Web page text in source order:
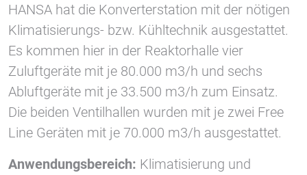
HANSA hat die Konverterstation mit der nötigen
Klimatisierungs- bzw. Kühltechnik ausgestattet.
Es kommen hier in der Reaktorhalle vier
Zuluftgeräte mit je 80.000 m3/h und sechs
Abluftgeräte mit je 33.500 m3/h zum Einsatz.
Die beiden Ventilhallen wurden mit je zwei Free
Line Geräten mit je 70.000 m3/h ausgestattet.
Anwendungsbereich: Klimatisierung und
Plattformen anzeigen zu können, werden von
diesen externen Medien Cookies gesetzt.
YouTube
Vimeo